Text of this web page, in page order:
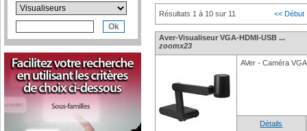
Résultats 1 à 10 sur 11 << Début
Aver-Visualiseur VGA-HDMI-USB ...
zoomx23
AVer - Caméra
Détails